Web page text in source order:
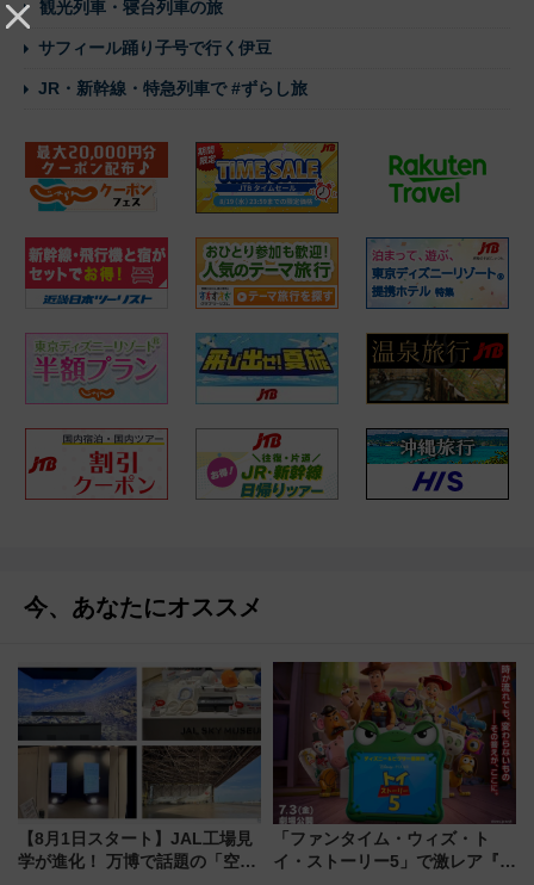
観光列車・寝台列車の旅
サフィール踊り子号で行く伊豆
JR・新幹線・特急列車で #ずらし旅
今、あなたにオススメ
【8月1日スタート】JAL工場見
学が進化！ 万博で話題の「空飛
「ファンタイム・ウィズ・ト
イ・ストーリー5」で激レア『ロ